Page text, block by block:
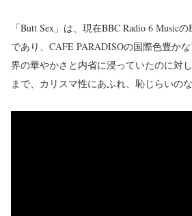
「Butt Sex」は、現在BBC Radio 6
であり、CAFE PARADISOの国際色豊か
界の華やかさと内省に浸っていたのに対
まで、カリスマ性にあふれ、恥じらいの